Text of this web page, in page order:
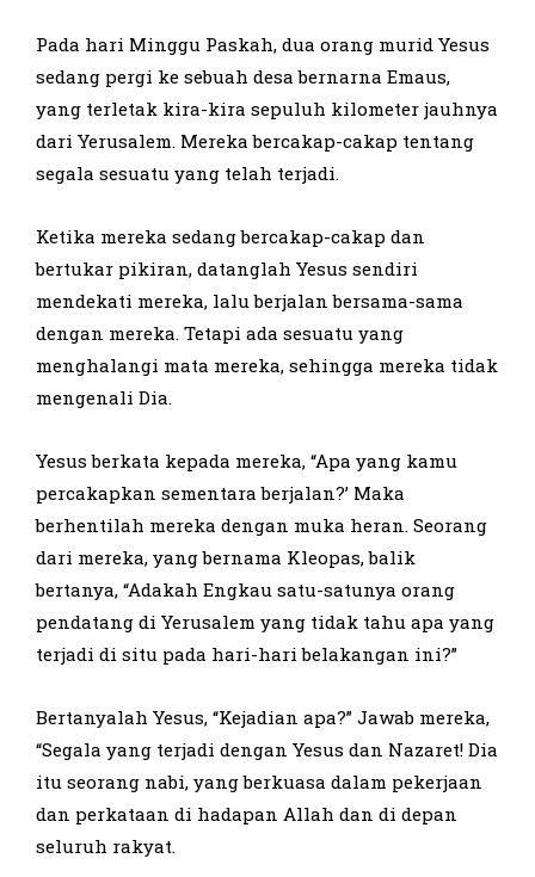
Pada hari Minggu Paskah, dua orang murid Yesus
sedang pergi ke sebuah desa bernarna Emaus,
yang terletak kira-kira sepuluh kilometer jauhnya
dari Yerusalem. Mereka bercakap-cakap tentang
segala sesuatu yang telah terjadi.
Ketika mereka sedang bercakap-cakap dan
bertukar pikiran, datanglah Yesus sendiri
mendekati mereka, lalu berjalan bersama-sama
dengan mereka. Tetapi ada sesuatu yang
menghalangi mata mereka, sehingga mereka tidak
mengenali Dia.
Yesus berkata kepada mereka, “Apa yang kamu
percakapkan sementara berjalan?’ Maka
berhentilah mereka dengan muka heran. Seorang
dari mereka, yang bernama Kleopas, balik
bertanya, “Adakah Engkau satu-satunya orang
pendatang di Yerusalem yang tidak tahu apa yang
terjadi di situ pada hari-hari belakangan ini?”
Bertanyalah Yesus, “Kejadian apa?” Jawab mereka,
“Segala yang terjadi dengan Yesus dan Nazaret! Dia
itu seorang nabi, yang berkuasa dalam pekerjaan
dan perkataan di hadapan Allah dan di depan
seluruh rakyat.